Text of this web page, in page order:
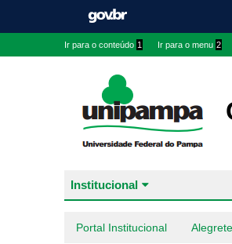
Ir para o conteúdo 1 Ir para o menu 2
Institucional
Portal Institucional Alegrete